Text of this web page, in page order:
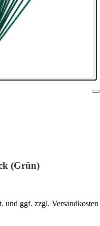
(Grün)
ggf. zzgl. Versandkosten